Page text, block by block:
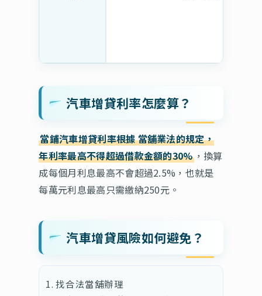
汽車增貸利率怎麼算？
當鋪汽車增貸利率根據當舖業法的規定，
年利率最高不得超過借款金額的30%，換算
成每個月利息最高不會超過2.5%，也就是
每萬元利息最高只需繳納250元。
汽車增貸風險如何避免？
找合法當舖辦理